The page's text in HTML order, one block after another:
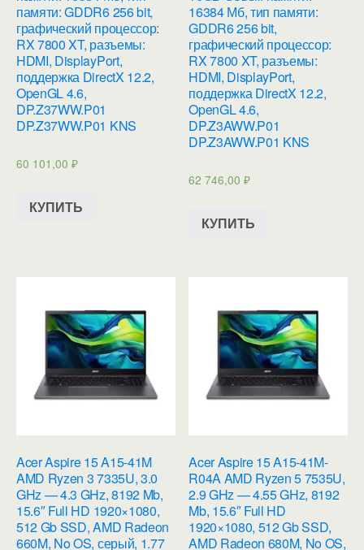
памяти: GDDR6 256 bit,
графический процессор:
RX 7800 XT, разъемы:
HDMI, DisplayPort,
поддержка DirectX 12.2,
OpenGL 4.6,
DP.Z37WW.P01
DP.Z37WW.P01 KNS
60 101,00 ₽
КУПИТЬ
16384 Мб, тип памяти:
GDDR6 256 bit,
графический процессор:
RX 7800 XT, разъемы:
HDMI, DisplayPort,
поддержка DirectX 12.2,
OpenGL 4.6,
DP.Z3AWW.P01
DP.Z3AWW.P01 KNS
62 746,00₽
КУПИТЬ
Acer Aspire 15 A15-41M
AMD Ryzen 3 7335U, 3.0
GHz — 4.3 GHz, 8192 Mb,
15.6″ Full HD 1920×1080,
512 Gb SSD, AMD Radeon
660M, No OS, серый, 1.77
Acer Aspire 15 A15-41M-
R04A AMD Ryzen 5 7535U,
2.9 GHz — 4.55 GHz, 8192
Mb, 15.6″ Full HD
1920×1080, 512 Gb SSD,
AMD Radeon 680M, No OS,